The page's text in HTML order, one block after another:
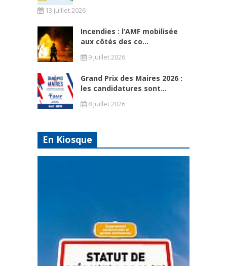
13 juillet 2026
Incendies : l’AMF mobilisée
aux côtés des co...
9 juillet 2026
Grand Prix des Maires 2026 :
les candidatures sont...
8 juillet 2026
En Kiosque